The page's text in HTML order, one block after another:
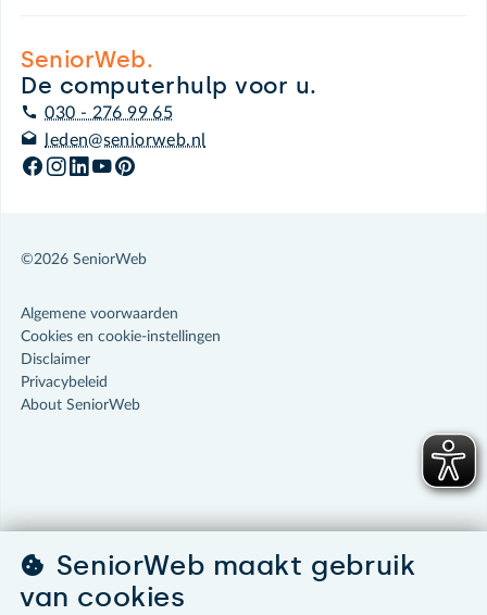
SeniorWeb.
De computerhulp voor u.
030 - 276 99 65
leden@seniorweb.nl
©2026 SeniorWeb
Algemene voorwaarden
Cookies en cookie-instellingen
Disclaimer
Privacybeleid
About SeniorWeb
SeniorWeb maakt gebruik
van cookies